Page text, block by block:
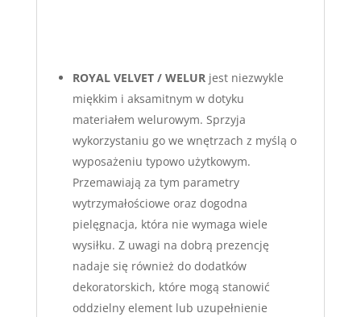
ROYAL VELVET / WELURjest niezwykle
miękkim i aksamitnym w dotyku
materiałem welurowym. Sprzyja
wykorzystaniu go we wnętrzach z myślą o
wyposażeniu typowo użytkowym.
Przemawiają za tym parametry
wytrzymałościowe oraz dogodna
pielęgnacja, która nie wymaga wiele
wysiłku. Z uwagi na dobrą prezencję
nadaje się również do dodatków
dekoratorskich, które mogą stanowić
oddzielny element lub uzupełnienie